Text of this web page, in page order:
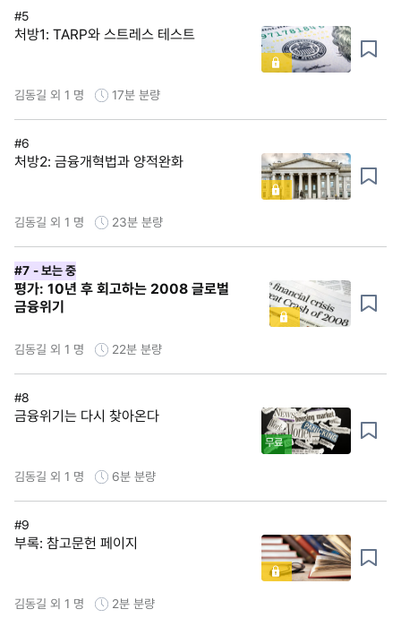
#5
처방1: TARP와 스트레스 테스트
김동길 외 1 명 17분 분량
#6
처방2: 금융개혁법과 양적완화
김동길 외 1 명 23분 분량
#7 - 보는 중
평가: 10년 후 회고하는 2008 글로벌
금융위기
김동길 외 1 명 22분 분량
#8
금융위기는 다시 찾아온다
무료
김동길 외 1 명 6분 분량
#9
부록: 참고문헌 페이지
김동길 외 1 명 2분 분량